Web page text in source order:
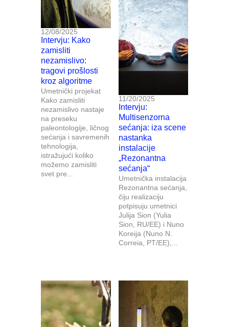
12/08/2025
Intervju: Kako
zamisliti
nezamislivo:
tragovi prošlosti
kroz algoritme
Umetnički projekat
Kako zamisliti
nezamislivo nastaje
na preseku
paleontologije, ličnog
sećanja i savremenih
tehnologija,
istražujući koliko
možemo zamisliti
svet pre...
11/20/2025
Intervju:
Multisenzorna
sećanja: iza scene
nastanka
instalacije
„Rezonantna
sećanja“
Umetnička instalacija
Rezonantna sećanja,
čiju realizaciju
potpisuju umetnici
Julija Sion (Yulia
Sion, RU/EE) i Nuno
Koreija (Nuno N.
Correia, PT/EE),...